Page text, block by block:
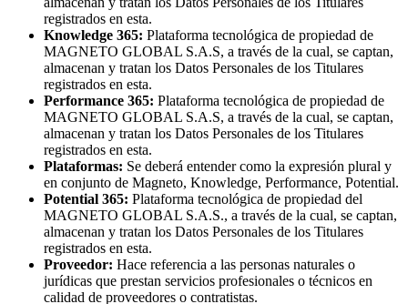
registrados en esta.
Knowledge 365: Plataforma tecnológica de propiedad de
MAGNETO GLOBAL S.A.S, a través de la cual, se captan,
almacenan y tratan los Datos Personales de los Titulares
registrados en esta.
Performance 365: Plataforma tecnológica de propiedad de
MAGNETO GLOBAL S.A.S, a través de la cual, se captan,
almacenan y tratan los Datos Personales de los Titulares
registrados en esta.
Plataformas: Se deberá entender como la expresión plural y
en conjunto de Magneto, Knowledge, Performance, Potential.
Potential 365: Plataforma tecnológica de propiedad del
MAGNETO GLOBAL S.A.S., a través de la cual, se captan,
almacenan y tratan los Datos Personales de los Titulares
registrados en esta.
Proveedor: Hace referencia a las personas naturales o
jurídicas que prestan servicios profesionales o técnicos en
calidad de proveedores o contratistas.